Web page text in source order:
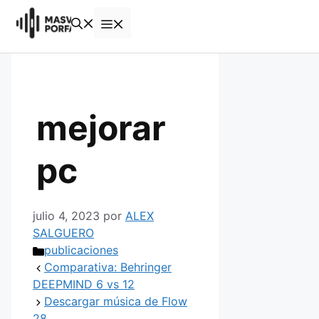
Saltar
contenido
mejorar
pc
julio 4, 2023 por ALEX
SALGUERO
Categorías
publicaciones
Comparativa: Behringer
DEEPMIND 6 vs 12
Descargar música de Flow